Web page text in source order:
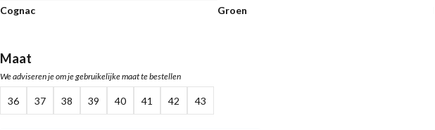
Cognac Groen
Maat
We adviseren je om je gebruikelijke maat te bestellen
36 37 38 39 40 41 42 43